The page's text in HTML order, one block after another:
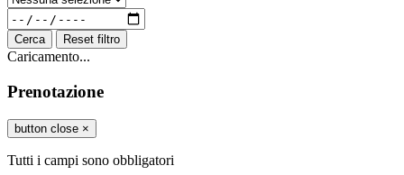
Cerca Reset filtro
Caricamento...
Prenotazione
button close ×
Tutti i campi sono obbligatori